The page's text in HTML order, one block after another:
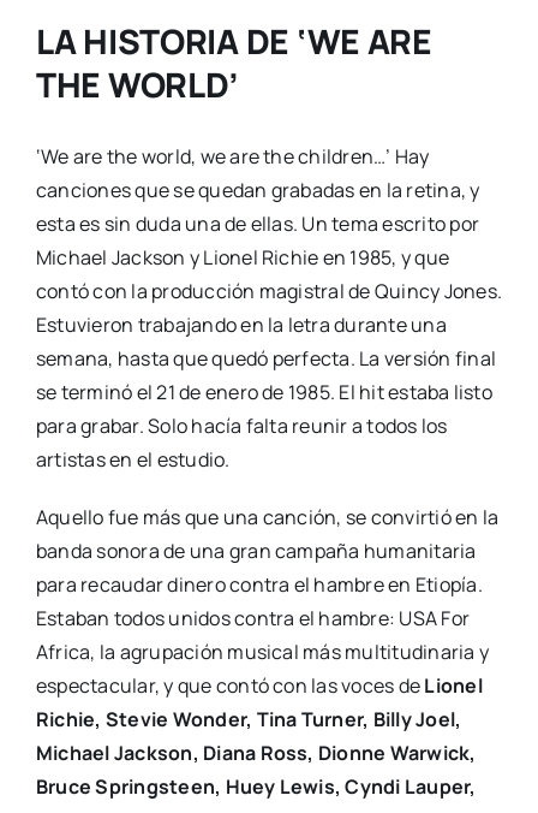
LA HISTORIA DE ‘WE ARE
THE WORLD’
‘We are the world, we are the children…’ Hay
canciones que se quedan grabadas en la retina, y
esta es sin duda una de ellas. Un tema escrito por
Michael Jackson y Lionel Richie en 1985, y que
contó con la producción magistral de Quincy Jones.
Estuvieron trabajando en la letra durante una
semana, hasta que quedó perfecta. La versión final
se terminó el 21 de enero de 1985. El hit estaba listo
para grabar. Solo hacía falta reunir a todos los
artistas en el estudio.
Aquello fue más que una canción, se convirtió en la
banda sonora de una gran campaña humanitaria
para recaudar dinero contra el hambre en Etiopía.
Estaban todos unidos contra el hambre: USA For
Africa, la agrupación musical más multitudinaria y
espectacular, y que contó con las voces deLionel
Richie, Stevie Wonder, Tina Turner, Billy Joel,
Michael Jackson, Diana Ross, Dionne Warwick,
Bruce Springsteen, Huey Lewis, Cyndi Lauper,